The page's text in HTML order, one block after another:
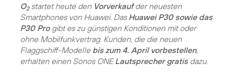
O2startet heute den Vorverkaufder neuesten
Smartphones von Huawei. Das Huawei P30 sowie das
P30 Progibt es zu günstigen Konditionen mit oder
ohne Mobilfunkvertrag. Kunden, die die neuen
Flaggschiff-Modelle bis zum 4. April vorbestellen,
erhalten einen Sonos ONELautsprecher gratisdazu.